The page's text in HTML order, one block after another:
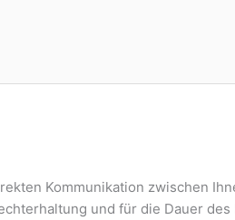
Kommunikation zwischen
und für die Dauer